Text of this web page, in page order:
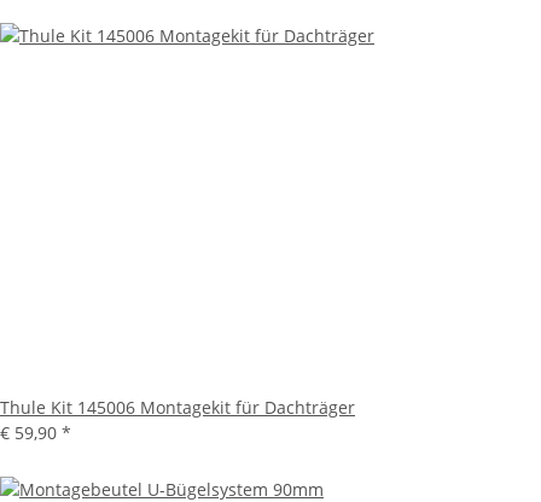
Thule Kit 145006 Montagekit für Dachträger
€ 59,90 *